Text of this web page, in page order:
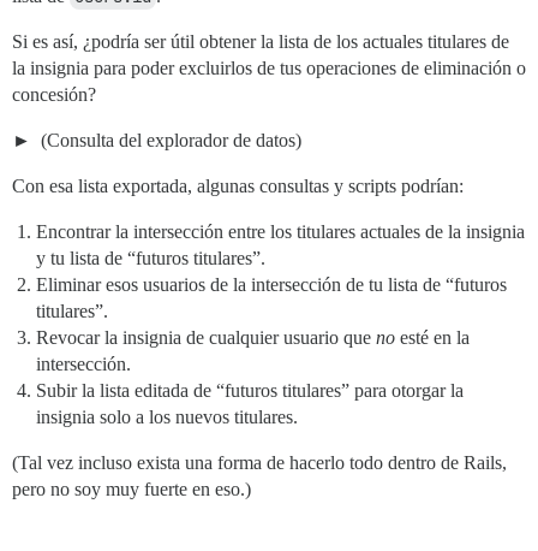
Si es así, ¿podría ser útil obtener la lista de los actuales titulares de
la insignia para poder excluirlos de tus operaciones de eliminación o
concesión?
(Consulta del explorador de datos)
Con esa lista exportada, algunas consultas y scripts podrían:
Encontrar la intersección entre los titulares actuales de la insignia
y tu lista de “futuros titulares”.
Eliminar esos usuarios de la intersección de tu lista de “futuros
titulares”.
Revocar la insignia de cualquier usuario que no esté en la
intersección.
Subir la lista editada de “futuros titulares” para otorgar la
insignia solo a los nuevos titulares.
(Tal vez incluso exista una forma de hacerlo todo dentro de Rails,
pero no soy muy fuerte en eso.)